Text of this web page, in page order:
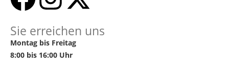
Sie erreichen uns
Montag bis Freitag
8:00 bis 16:00 Uhr